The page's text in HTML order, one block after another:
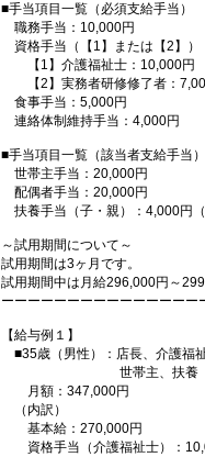
■手当項目一覧（必須支給手当）
職務手当：10,000円
資格手当（【1】または【2】）
【1】介護福祉士：10,000円
【2】実務者研修修了者：
食事手当：5,000円
連絡体制維持手当：4,000円
■手当項目一覧（該当者支給手当）
世帯主手当：20,000円
配偶者手当：20,000円
扶養手当（子・親）：4,000円（
～試用期間について～
試用期間は3ヶ月です。
試用期間中は月
ーーーーーーーーーーーーーー
【給与例１】
■35歳（男性）：店長、介護福
世帯主、扶養（配偶
月額：347,000円
（内訳）
基本給：270,000円
資格手当（介護福祉士）：